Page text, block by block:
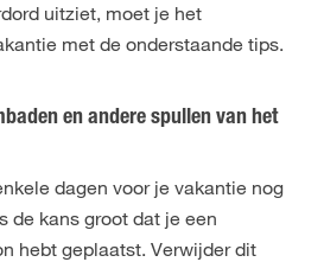
uitziet, moet je het
met de onderstaande tips.
en andere spullen van het
dagen voor je vakantie nog
de kans groot dat je een
hebt geplaatst. Verwijder dit